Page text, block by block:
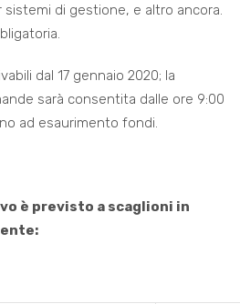
di gestione, e altro ancora.
dal 17 gennaio 2020; la
sarà consentita dalle ore 9:00
ad esaurimento fondi.
è previsto a scaglioni in